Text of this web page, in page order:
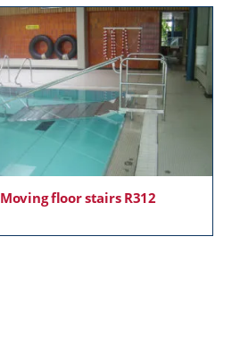
Moving floor stairs R312